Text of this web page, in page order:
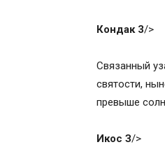
Кондак 3/>
Связанный
святости,
превыше
Икос З/>